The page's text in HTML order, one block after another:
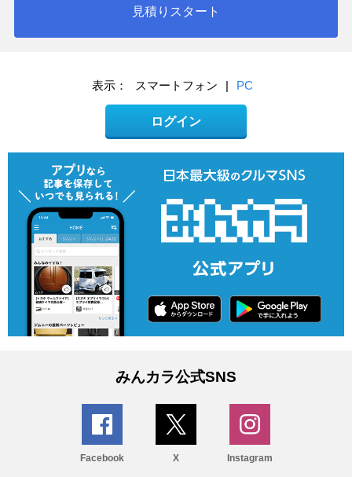
見積りスタート
表示： スマートフォン | PC
ログイン
みんカラ公式SNS
Facebook X Instagram